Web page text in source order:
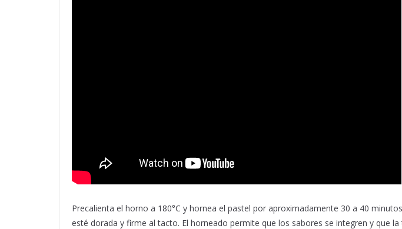
Precalienta el horno a 180°C y hornea el pastel por aproximadamente 30 a 40
esté dorada y firme al tacto. El horneado permite que los sabores se integren y que la